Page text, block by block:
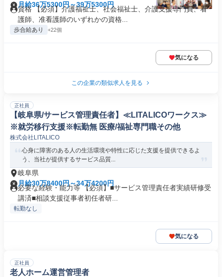
月給36万5300円～39万5300円
資格 【必須】介護福祉士、社会福祉士、介護支援専門員、看
護師、准看護師のいずれかの資格...
歩合給あり +22個
気になる
この企業の類似求人を見る
正社員
【岐阜県/サービス管理責任者】≪LITALICOワークス≫
※就労移行支援※転勤無 医療/福祉専門職その他
株式会社LITALICO
心身に障害のある人の生活環境や特性に応じた支援を提供できるよ
う、当社が提供するサービス品質...
岐阜県
月給30万8400円～34万4200円
必要な経験・能力等 【必須】■サービス管理責任者実績研修受
講済■相談支援従事者初任者研...
転勤なし
気になる
正社員
老人ホーム運営管理者